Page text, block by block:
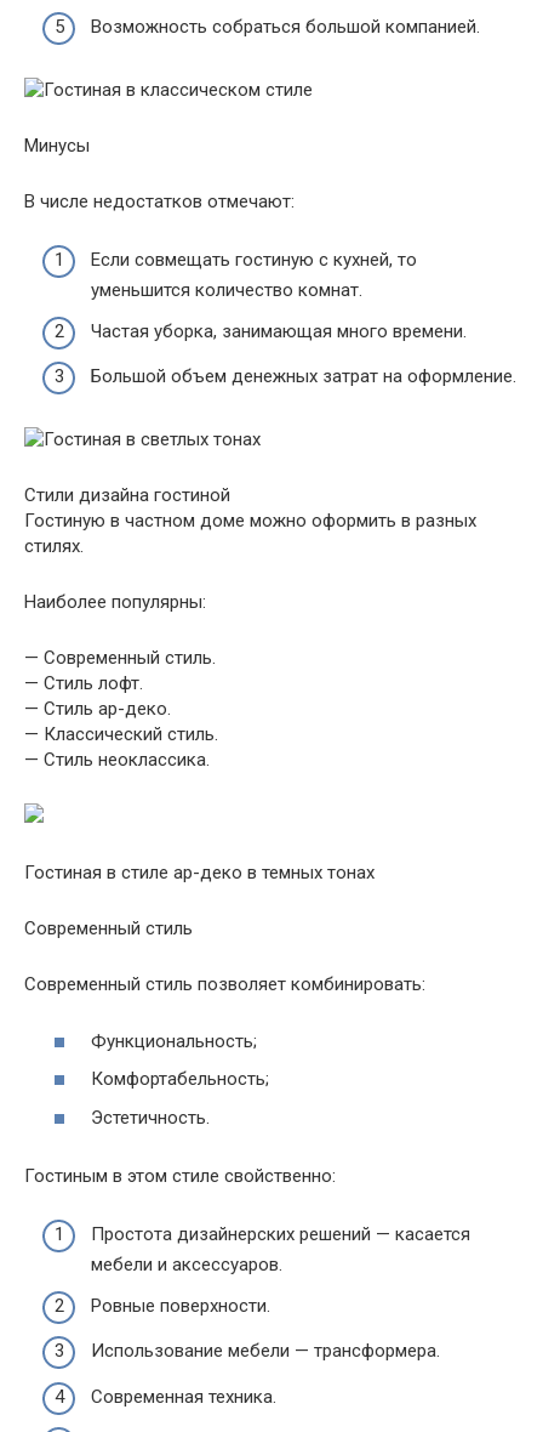
Возможность собраться большой компанией.
Минусы
В числе недостатков отмечают:
Если совмещать гостиную с кухней, то
уменьшится количество комнат.
Частая уборка, занимающая много времени.
Большой объем денежных затрат на оформление.
Стили дизайна гостиной
Гостиную в частном доме можно оформить в разных
стилях.
Наиболее популярны:
— Современный стиль.
— Стиль лофт.
— Стиль ар-деко.
— Классический стиль.
— Стиль неоклассика.
Гостиная в стиле ар-деко в темных тонах
Современный стиль
Современный стиль позволяет комбинировать:
Функциональность;
Комфортабельность;
Эстетичность.
Гостиным в этом стиле свойственно:
Простота дизайнерских решений — касается
мебели и аксессуаров.
Ровные поверхности.
Использование мебели — трансформера.
Современная техника.